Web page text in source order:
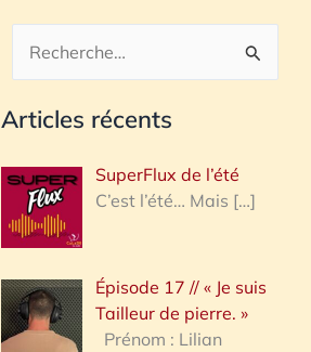
c
h
r
h
e
Articles récents
SuperFlux de l’été
C’est l’été… Mais […]
Épisode 17 // « Je suis
Tailleur de pierre. »
Prénom : Lilian